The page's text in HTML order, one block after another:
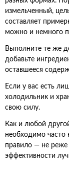
измельченный,
составляет
можно и немного
Выполните те же
добавьте
оставшееся
Если у вас есть
холодильник и
свою силу.
Как и любой
необходимо часто
правило — не реже
эффективности